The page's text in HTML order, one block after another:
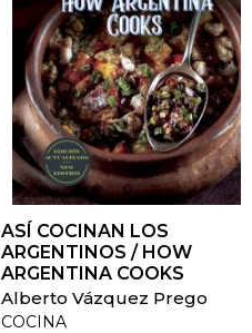
ASÍ COCINAN LOS
ARGENTINOS / HOW
ARGENTINA COOKS
Alberto Vázquez Prego
COCINA